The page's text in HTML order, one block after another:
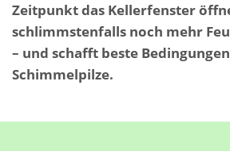
Zeitpunkt das Kellerfenster
schlimmstenfalls noch mehr
– und schafft beste
Schimmelpilze.